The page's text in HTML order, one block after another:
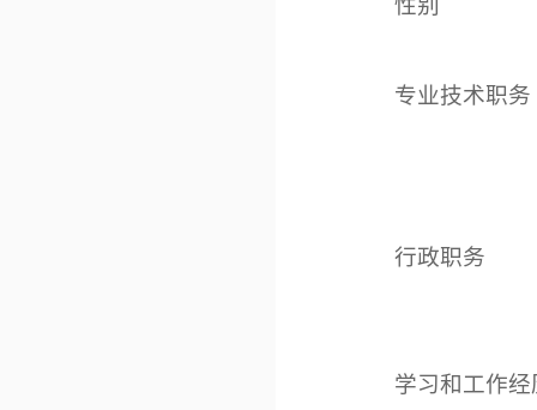
性别
专业技术职务
行政职务
学习和工作经